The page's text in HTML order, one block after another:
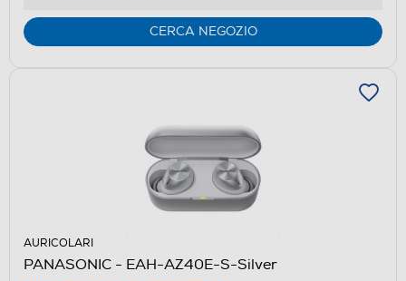
CERCA NEGOZIO
AURICOLARI
PANASONIC - EAH-AZ40E-S-Silver